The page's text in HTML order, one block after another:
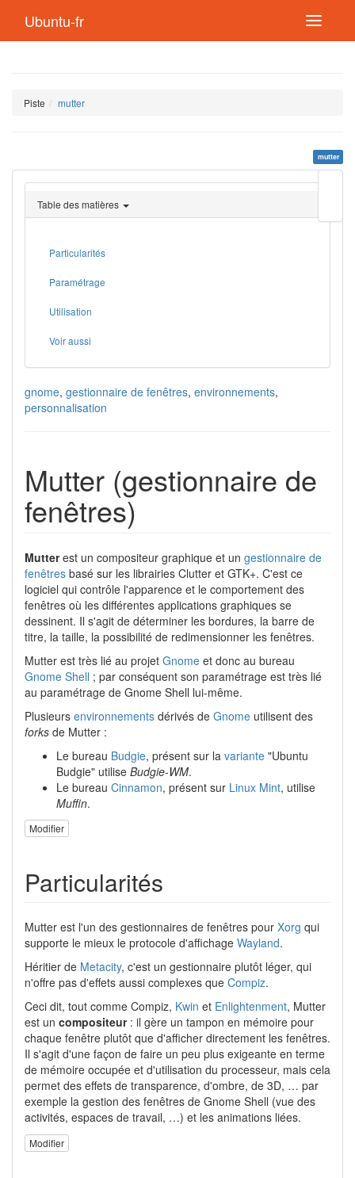
Ubuntu-fr
Piste mutter
mutter
page
Table des matières
Particularités
Paramétrage
Utilisation
Voir aussi
gnome, gestionnaire de fenêtres, environnements,
personnalisation
Mutter (gestionnaire de
fenêtres)
Mutterest un compositeur graphique et un gestionnaire de
fenêtres basé sur les librairies Clutter et GTK+. C'est ce
logiciel qui contrôle l'apparence et le comportement des
fenêtres où les différentes applications graphiques se
dessinent. Il s'agit de déterminer les bordures, la barre de
titre, la taille, la possibilité de redimensionner les fenêtres.
Mutter est très lié au projet Gnome et donc au bureau
Gnome Shell ; par conséquent son paramétrage est très lié
au paramétrage de Gnome Shell lui-même.
Plusieurs environnements dérivés de Gnome utilisent des
forks de Mutter :
Le bureau Budgie, présent sur la variante "Ubuntu
Budgie" utilise Budgie-WM.
Le bureau Cinnamon, présent sur Linux Mint, utilise
Muffin.
Modifier
Particularités
Mutter est l'un des gestionnaires de fenêtres pour Xorg qui
supporte le mieux le protocole d'affichage Wayland.
Héritier de Metacity, c'est un gestionnaire plutôt léger, qui
n'offre pas d'effets aussi complexes que Compiz.
Ceci dit, tout comme Compiz, Kwin et Enlightenment, Mutter
est un compositeur: il gère un tampon en mémoire pour
chaque fenêtre plutôt que d'afficher directement les fenêtres.
Il s'agit d'une façon de faire un peu plus exigeante en terme
de mémoire occupée et d'utilisation du processeur, mais cela
permet des effets de transparence, d'ombre, de 3D, … par
exemple la gestion des fenêtres de Gnome Shell (vue des
activités, espaces de travail, …) et les animations liées.
Modifier